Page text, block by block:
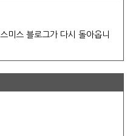
미스 블로그가 다시 돌아옵니